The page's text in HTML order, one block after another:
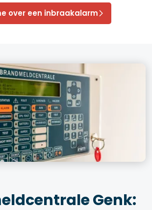
over een inbraakalarm
Genk: